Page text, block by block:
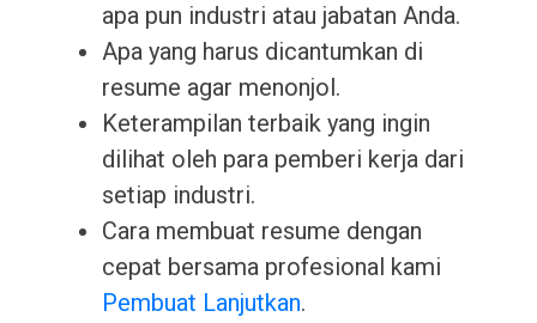
apa pun industri atau jabatan Anda.
Apa yang harus dicantumkan di
resume agar menonjol.
Keterampilan terbaik yang ingin
dilihat oleh para pemberi kerja dari
setiap industri.
Cara membuat resume dengan
cepat bersama profesional kami
Pembuat Lanjutkan.